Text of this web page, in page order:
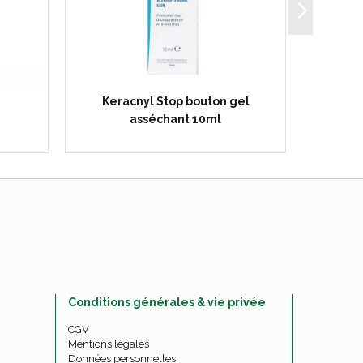
Keracnyl Stop bouton gel
asséchant 10ml
Conditions générales & vie privée
CGV
Mentions légales
Données personnelles